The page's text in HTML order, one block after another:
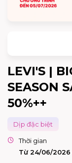
LEVI'S |
SEASON
50%++
Dịp đặc biệt
Thời gian
Từ 24/06/2026